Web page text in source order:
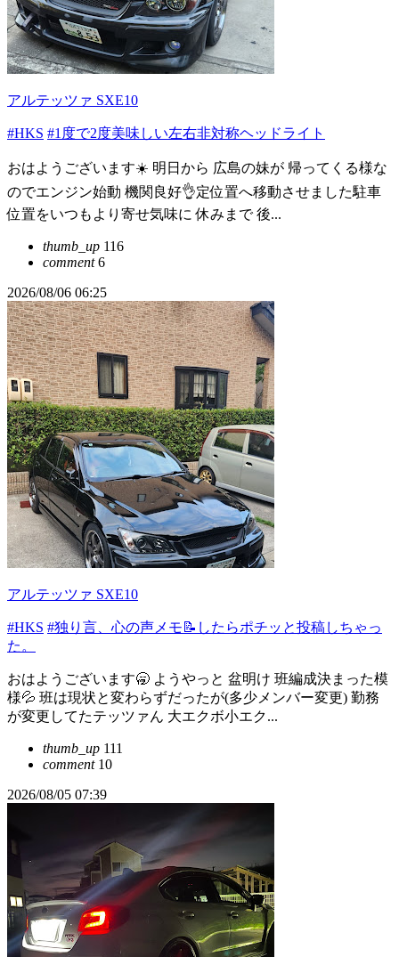
アルテッツァ SXE10
#HKS #1度で2度美味しい左右非対称ヘッドライト
おはようございます☀️ 明日から 広島の妹が 帰ってくる様な
のでエンジン始動 機関良好👌定位置へ移動させました駐車
位置をいつもより寄せ気味に 休みまで 後...
thumb_up 116
comment6
2026/08/06 06:25
アルテッツァ SXE10
#HKS #独り言、心の声メモ📝したらポチッと投稿しちゃっ
た。
おはようございます🥱 ようやっと 盆明け 班編成決まった模
様💦 班は現状と変わらずだったが(多少メンバー変更) 勤務
が変更してたテッツァん 大エクボ小エク...
thumb_up 111
comment10
2026/08/05 07:39